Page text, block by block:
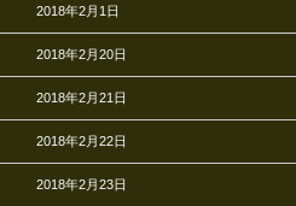
2018年2月1日
2018年2月20日
2018年2月21日
2018年2月22日
2018年2月23日